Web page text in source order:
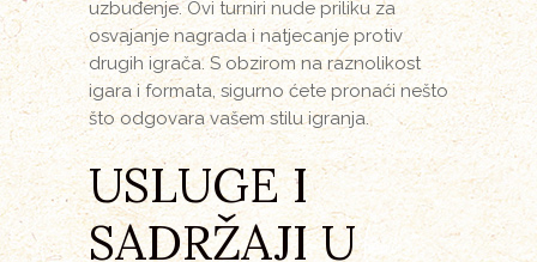
uzbuđenje. Ovi turniri nude priliku za
osvajanje nagrada i natjecanje protiv
drugih igrača. S obzirom na raznolikost
igara i formata, sigurno ćete pronaći nešto
što odgovara vašem stilu igranja.
USLUGE I
SADRŽAJI U